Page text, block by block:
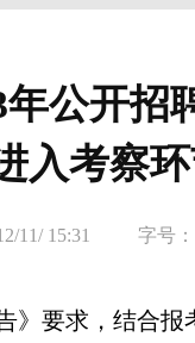
公开招
入考察
11/ 15:31 字号
要求，结合报